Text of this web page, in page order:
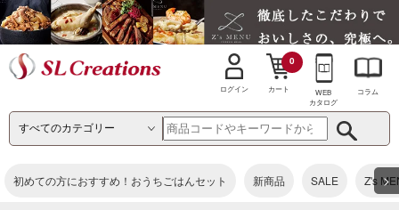
ログイン カート
0
WEB
カタログ
コラム
初めての方におすすめ！おうちごはんセット 新商品 SALE Z's >